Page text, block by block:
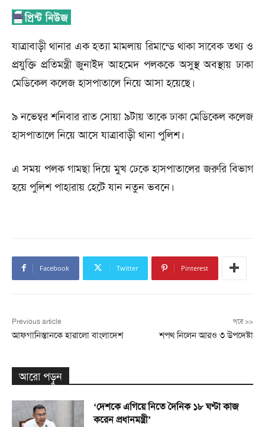
যাত্রাবাড়ী থানার এক হত্যা মামলায় রিমান্ডে থাকা সাবেক তথ্য ও
প্রযুক্তি প্রতিমন্ত্রী জুনাইদ আহমেদ পলককে অসুস্থ অবস্থায় ঢাকা
মেডিকেল কলেজ হাসপাতালে নিয়ে আসা হয়েছে।
৯ নভেম্বর শনিবার রাত সোয়া ৯টায় তাকে ঢাকা মেডিকেল কলেজ
হাসপাতালে নিয়ে আসে যাত্রাবাড়ী থানা পুলিশ।
এ সময় পলক গামছা দিয়ে মুখ ঢেকে হাসপাতালের জরুরি বিভাগ
হয়ে পুলিশ পাহারায় হেটে যান নতুন ভবনে।
Facebook Twitter Pinterest
Previous article
আফগানিস্তানকে হারালো বাংলাদেশ
পরে >>
শপথ নিলেন আরও ৩ উপদেষ্টা
আরো পড়ুন
‘দেশকে এগিয়ে নিতে দৈনিক ১৮ ঘণ্টা কাজ
করেন প্রধানমন্ত্রী’